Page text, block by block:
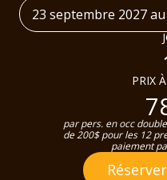
23 septembre 2027
PRIX
par pers. en occ
de 200$ pour les 12
paiement